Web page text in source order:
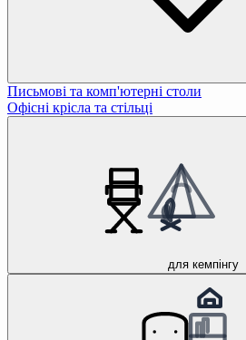
Письмові та комп'ютерні столи
Офісні крісла та стільці
для кемпінгу